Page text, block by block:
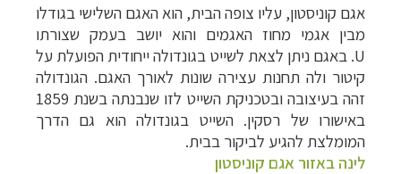
אגם קוניסטון, עליו צופה הבית, הוא האגם השלישי בגודלו
מבין אגמי מחוז האגמים והוא יושב בעמק שצורתו
U
.באגם ניתן לצאת לשייט בגונדולה ייחודית הפועלת על
קיטור ולה תחנות עצירה שונות לאורך האגם. הגונדולה
זהה בעיצובה ובטכניקת השייט לזו שנבנתה בשנת 1859
באישורו של רסקין. השייט בגונדולה הוא גם הדרך
המומלצת להגיע לביקור בבית.
לינה באזור אגם קוניסטון